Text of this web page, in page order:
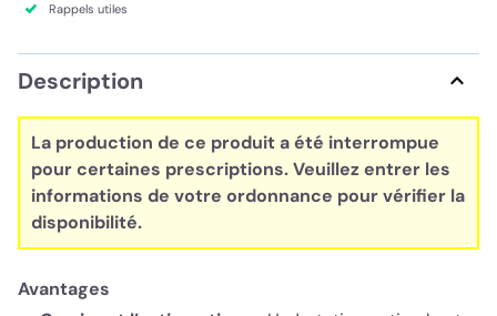
Rappels utiles
Description
La production de ce produit a été interrompue
pour certaines prescriptions. Veuillez entrer les
informations de votre ordonnance pour vérifier la
disponibilité.
Avantages